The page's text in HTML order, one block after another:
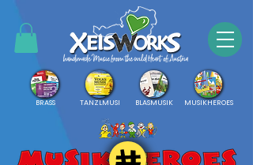
BRASS TANZLMUSI BLASMUSIK MUSIKHEROES